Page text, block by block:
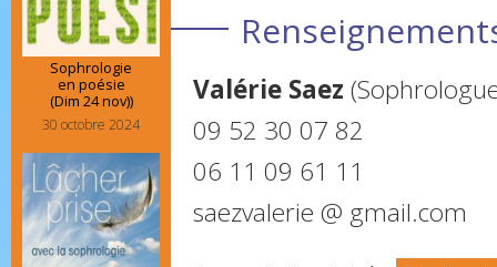
Valérie Saez
09 52 30 07 82
06 11 09 61 11
saezvalerie @ gmail.com
Sophrologie
en poésie
(Dim 24 nov))
30 octobre 2024